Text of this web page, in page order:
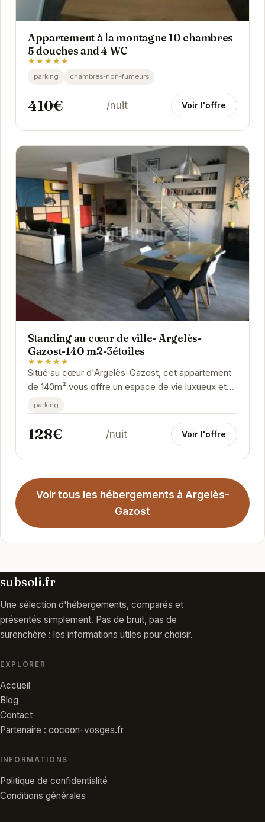
Appartement à la montagne 10 chambres
5 douches and 4 WC
★★★★★
parking chambres-non-fumeurs
410€ /nuit Voir l'offre
Standing au cœur de ville- Argelès-
Gazost-140 m2-3étoiles
★★★★★
Situé au cœur d'Argelès-Gazost, cet appartement
de 140m² vous offre un espace de vie luxueux et
confortable. Profitez d'un séjour inoubliable...
parking
128€ /nuit Voir l'offre
Voir tous les hébergements à Argelès-
Gazost
subsoli.fr
Une sélection d'hébergements, comparés et
présentés simplement. Pas de bruit, pas de
surenchère : les informations utiles pour choisir.
EXPLORER
Accueil
Blog
Contact
Partenaire : cocoon-vosges.fr
INFORMATIONS
Politique de confidentialité
Conditions générales